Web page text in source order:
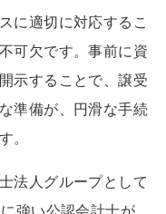
に適切に対応するこ
可欠です。事前に資
示することで、譲受
準備が、円滑な手続
。
法人グループとして
強い公認会計士が